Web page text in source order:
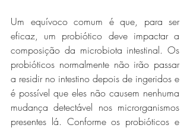
Um equívoco comum é que, para ser
eficaz, um probiótico deve impactar a
composição da microbiota intestinal. Os
probióticos normalmente não irão passar
a residir no intestino depois de ingeridos e
é possível que eles não causem nenhuma
mudança detectável nos microrganismos
presentes lá. Conforme os probióticos e